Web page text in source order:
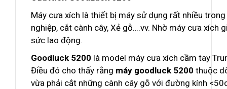
Máy cưa xích là thiết bị máy sử dụng rất nhiều
nghiệp, cắt cành cây, Xẻ gỗ….vv. Nhờ máy cưa
sức lao động.
Goodluck 5200 là model máy cưa xích cầm tay
Điều đó cho thấy rằng máy goodluck 5200 thuộc
vừa phải cắt những cành cây gỗ với đường kính